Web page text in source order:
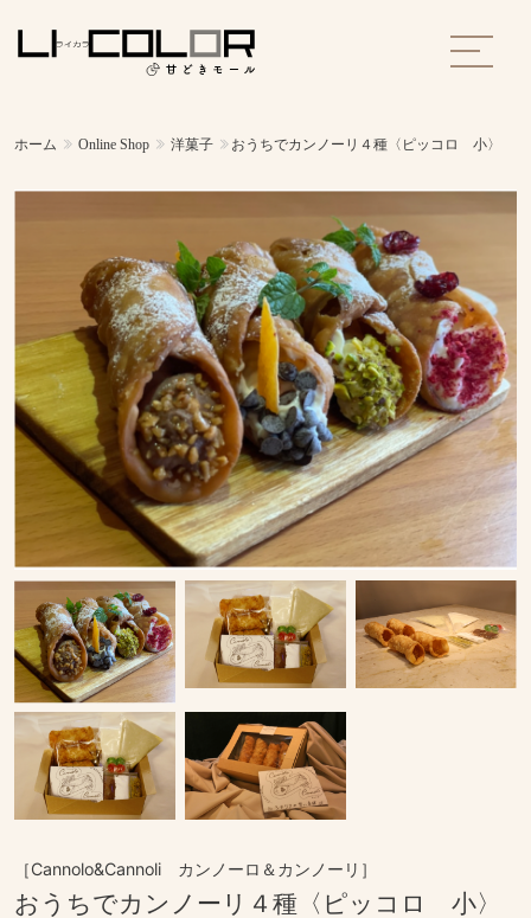
ホーム Online Shop 洋菓子 おうちでカンノーリ４種〈ピッコロ 小〉
［Cannolo&Cannoli カンノーロ＆カンノーリ］
おうちでカンノーリ４種〈ピッコロ 小〉